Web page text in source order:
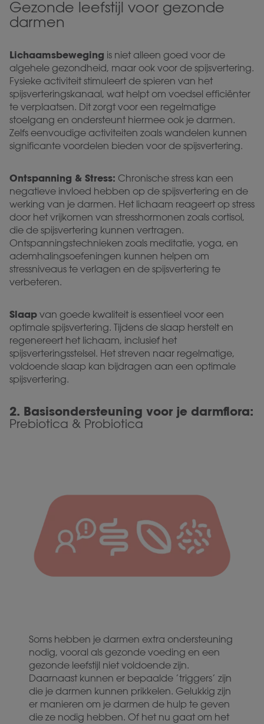
Gezonde leefstijl voor gezonde
darmen
Lichaamsbeweging is niet alleen goed voor de
algehele gezondheid, maar ook voor de spijsvertering.
Fysieke activiteit stimuleert de spieren van het
spijsverteringskanaal, wat helpt om voedsel efficiënter
te verplaatsen. Dit zorgt voor een regelmatige
stoelgang en ondersteunt hiermee ook je darmen.
Zelfs eenvoudige activiteiten zoals wandelen kunnen
significante voordelen bieden voor de spijsvertering.
Ontspanning & Stress: Chronische stress kan een
negatieve invloed hebben op de spijsvertering en de
werking van je darmen. Het lichaam reageert op stress
door het vrijkomen van stresshormonen zoals cortisol,
die de spijsvertering kunnen vertragen.
Ontspanningstechnieken zoals meditatie, yoga, en
ademhalingsoefeningen kunnen helpen om
stressniveaus te verlagen en de spijsvertering te
verbeteren.
Slaap van goede kwaliteit is essentieel voor een
optimale spijsvertering. Tijdens de slaap herstelt en
regenereert het lichaam, inclusief het
spijsverteringsstelsel. Het streven naar regelmatige,
voldoende slaap kan bijdragen aan een optimale
spijsvertering.
2. Basisondersteuning voor je darmflora:
Prebiotica & Probiotica
Soms hebben je darmen extra ondersteuning
nodig, vooral als gezonde voeding en een
gezonde leefstijl niet voldoende zijn.
Daarnaast kunnen er bepaalde ’triggers’ zijn
die je darmen kunnen prikkelen. Gelukkig zijn
er manieren om je darmen de hulp te geven
die ze nodig hebben. Of het nu gaat om het